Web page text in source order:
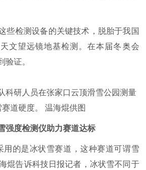
检测设备的关键技术，脱胎于我国
文望远镜地基检测。在本届冬奥会
验证。
研人员在张家口云顶滑雪公园测量
赛道硬度。 温海焜供图
强度检测仪助力赛道达标
的是冰状雪赛道，这种赛道可谓雪
焜告诉科技日报记者，冰状雪不同于